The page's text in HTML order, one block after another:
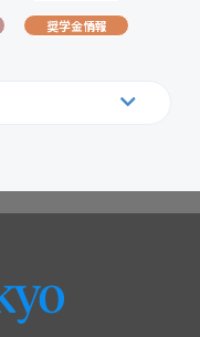
奨学金情報